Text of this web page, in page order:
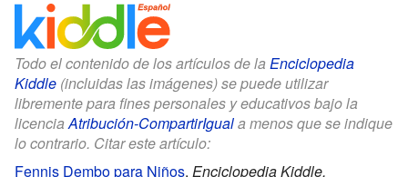
Todo el contenido de los artículos de la Enciclopedia
Kiddle (incluidas las imágenes) se puede utilizar
libremente para fines personales y educativos bajo la
licencia Atribución-CompartirIguala menos que se indique
lo contrario. Citar este artículo:
Fennis Dembo para Niños. Enciclopedia Kiddle.